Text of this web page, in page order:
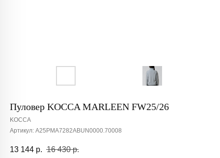
Пуловер KOCCA MARLEEN FW25/26
KOCCA
Артикул: A25PMA7282ABUN0000.70008
13 144 р. 16 430 р.